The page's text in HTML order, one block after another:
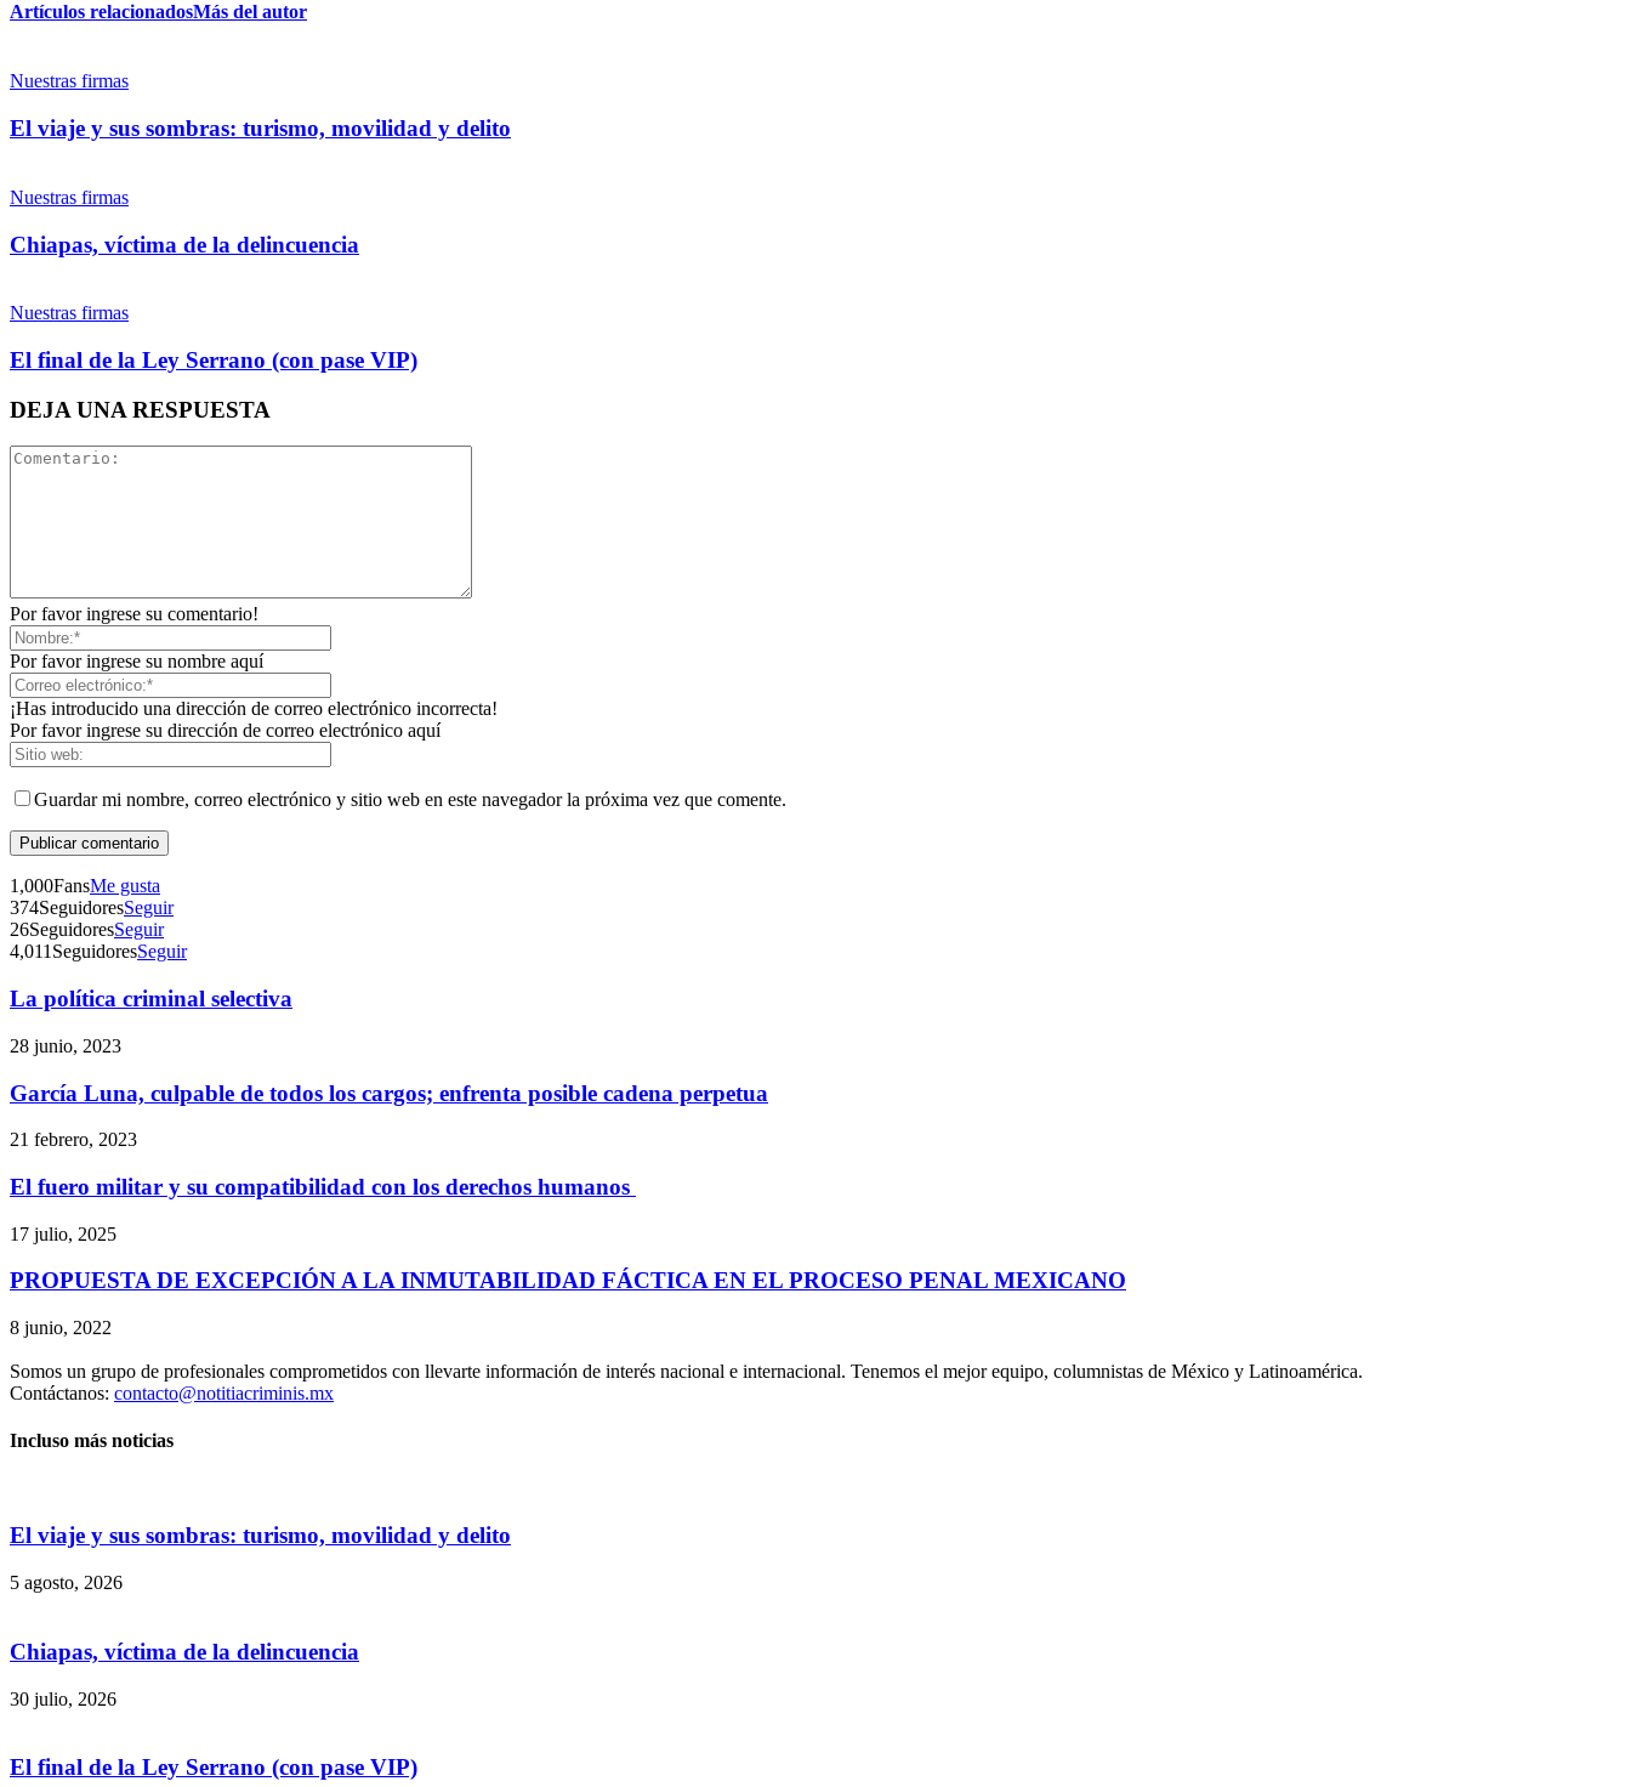
Artículos relacionadosMás del autor
Nuestras firmas
El viaje y sus sombras: turismo, movilidad y delito
Nuestras firmas
Chiapas, víctima de la delincuencia
Nuestras firmas
El final de la Ley Serrano (con pase VIP)
DEJA UNA RESPUESTA
Por favor ingrese su comentario!
Por favor ingrese su nombre aquí
¡Has introducido una dirección de correo electrónico incorrecta!
Por favor ingrese su dirección de correo electrónico aquí
Guardar mi nombre, correo electrónico y sitio web en este navegador la próxima vez que comente.
1,000FansMe gusta
374SeguidoresSeguir
26SeguidoresSeguir
4,011 SeguidoresSeguir
La política criminal selectiva
28 junio, 2023
García Luna, culpable de todos los cargos; enfrenta posible cadena perpetua
21 febrero, 2023
El fuero militar y su compatibilidad con los derechos humanos
17 julio, 2025
PROPUESTA DE EXCEPCIÓN A LA INMUTABILIDAD FÁCTICA EN EL PROCESO PENAL MEXICANO
8 junio, 2022
Somos un grupo de profesionales comprometidos con llevarte información de interés nacional e internacional. Tenemos el mejor equipo, columnistas de México y Latinoamérica.
Contáctanos: contacto@notitiacriminis.mx
Incluso más noticias
El viaje y sus sombras: turismo, movilidad y delito
5 agosto, 2026
Chiapas, víctima de la delincuencia
30 julio, 2026
El final de la Ley Serrano (con pase VIP)